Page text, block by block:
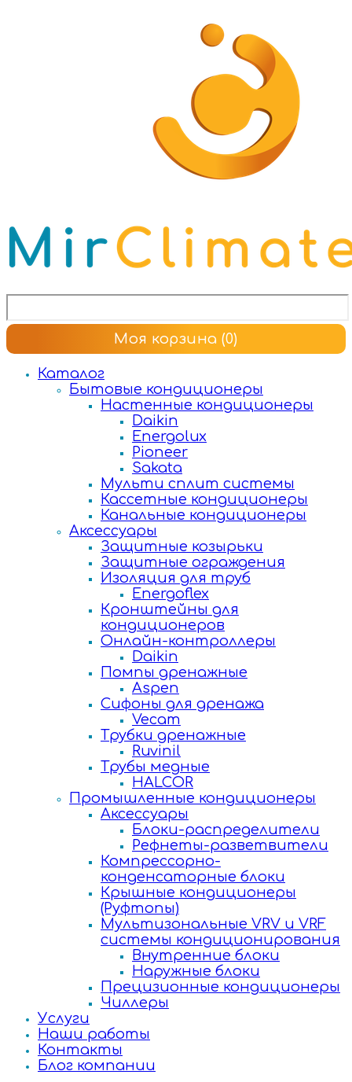
Моя корзина (0)
Каталог
Бытовые кондиционеры
Настенные кондиционеры
Daikin
Energolux
Pioneer
Sakata
Мульти сплит системы
Кассетные кондиционеры
Канальные кондиционеры
Аксессуары
Защитные козырьки
Защитные ограждения
Изоляция для труб
Energoflex
Кронштейны для
кондиционеров
Онлайн-контроллеры
Daikin
Помпы дренажные
Aspen
Сифоны для дренажа
Vecam
Трубки дренажные
Ruvinil
Трубы медные
HALCOR
Промышленные кондиционеры
Аксессуары
Блоки-распределители
Рефнеты-разветвители
Компрессорно-
конденсаторные блоки
Крышные кондиционеры
(Руфтопы)
Мультизональные VRV и VRF
системы кондиционирования
Внутренние блоки
Наружные блоки
Прецизионные кондиционеры
Чиллеры
Услуги
Наши работы
Контакты
Блог компании